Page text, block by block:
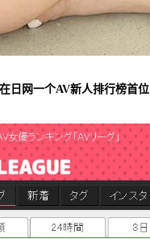
日网一个AV新人排行榜首位